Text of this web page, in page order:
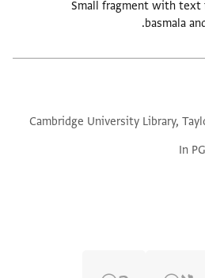
Small fragment with text
basmala
Cambridge University Library,
In